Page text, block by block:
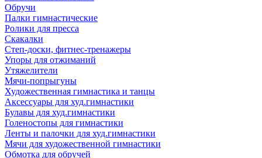
Обручи
Палки гимнастические
Ролики для пресса
Скакалки
Степ-доски, фитнес-тренажеры
Упоры для отжиманий
Утяжелители
Мячи-попрыгуны
Художественная гимнастика и танцы
Аксессуары для худ.гимнастики
Булавы для худ.гимнастики
Голеностопы для гимнастики
Ленты и палочки для худ.гимнастики
Мячи для художественной гимнастики
Обмотка для обручей